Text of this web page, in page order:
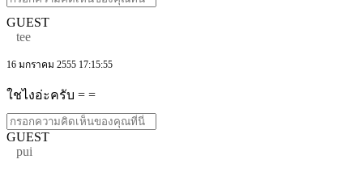
GUEST
tee
16 มกราคม 2555 17:15:55
ใชไงอ่ะครับ = =
GUEST
pui